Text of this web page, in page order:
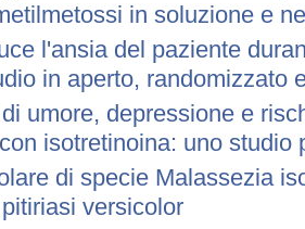
in soluzione e
l'ansia del paziente
in aperto, randomizzato
umore, depressione e
isotretinoina: uno studio
di specie Malassezia
versicolor